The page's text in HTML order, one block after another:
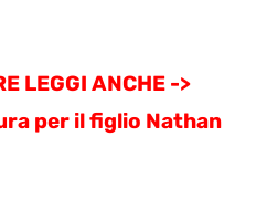
LEGGI ANCHE ->
per il figlio Nathan